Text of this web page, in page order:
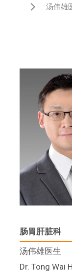
汤伟雄
肠胃肝脏科
汤伟雄医生
Dr. Tong Wai